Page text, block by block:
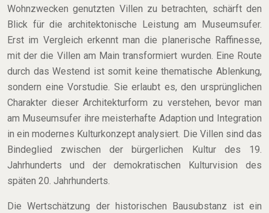
Wohnzwecken genutzten Villen zu betrachten, schärft den
Blick für die architektonische Leistung am Museumsufer.
Erst im Vergleich erkennt man die planerische Raffinesse,
mit der die Villen am Main transformiert wurden. Eine Route
durch das Westend ist somit keine thematische Ablenkung,
sondern eine Vorstudie. Sie erlaubt es, den ursprünglichen
Charakter dieser Architekturform zu verstehen, bevor man
am Museumsufer ihre meisterhafte Adaption und Integration
in ein modernes Kulturkonzept analysiert. Die Villen sind das
Bindeglied zwischen der bürgerlichen Kultur des 19.
Jahrhunderts und der demokratischen Kulturvision des
späten 20. Jahrhunderts.
Die Wertschätzung der historischen Bausubstanz ist ein